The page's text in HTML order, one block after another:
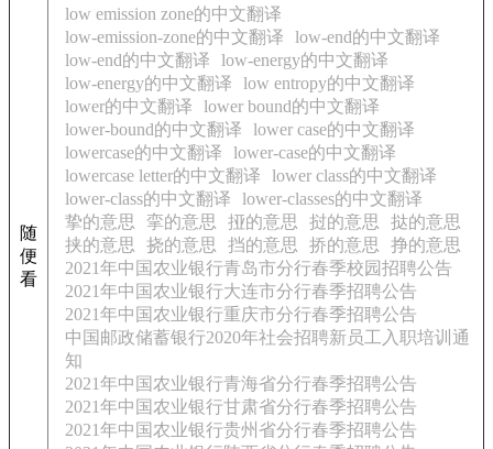
随
便
看
low emission zone的中文翻译
low-emission-zone的中文翻译
low-end的中文翻译
low-end的中文翻译
low-energy的中文翻译
low-energy的中文翻译
low entropy的中文翻译
lower的中文翻译
lower bound的中文翻译
lower-bound的中文翻译
lower case的中文翻译
lowercase的中文翻译
lower-case的中文翻译
lowercase letter的中文翻译
lower class的中文翻译
lower-class的中文翻译
lower-classes的中文翻译
挚的意思
挛的意思 挜的意思 挝的意思
挞的意思
挟的意思
挠的意思 挡的意思 挢的意思
挣的意思
2021年中国农业银行青岛市分行春季校园招聘公告
2021年中国农业银行大连市分行春季招聘公告
2021年中国农业银行重庆市分行春季招聘公告
中国邮政储蓄银行2020年社会招聘新员工入职培训通
知
2021年中国农业银行青海省分行春季招聘公告
2021年中国农业银行甘肃省分行春季招聘公告
2021年中国农业银行贵州省分行春季招聘公告